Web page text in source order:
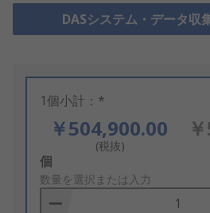
DASシステム・データ収
1個小計：*
￥504,900.00
(税抜)
Add
to
Basket
個
数量を選択または入力